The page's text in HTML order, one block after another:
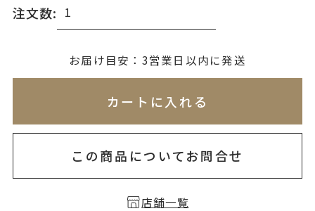
注文数:
(刻印について)※必ず選択ください
お届け目安：3営業日以内に発送
カートに入れる
この商品についてお問合せ
店舗一覧